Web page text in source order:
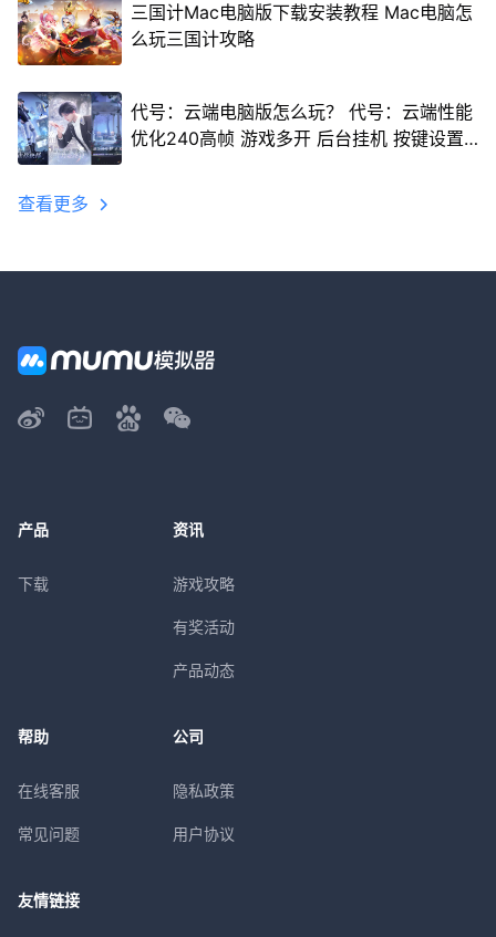
三国计Mac电脑版下载安装教程 Mac电脑怎
么玩三国计攻略
代号：云端电脑版怎么玩？ 代号：云端性能
优化240高帧 游戏多开 后台挂机 按键设置
查看更多
产品
下载
资讯
游戏攻略
有奖活动
产品动态
帮助
在线客服
常见问题
公司
隐私政策
用户协议
友情链接